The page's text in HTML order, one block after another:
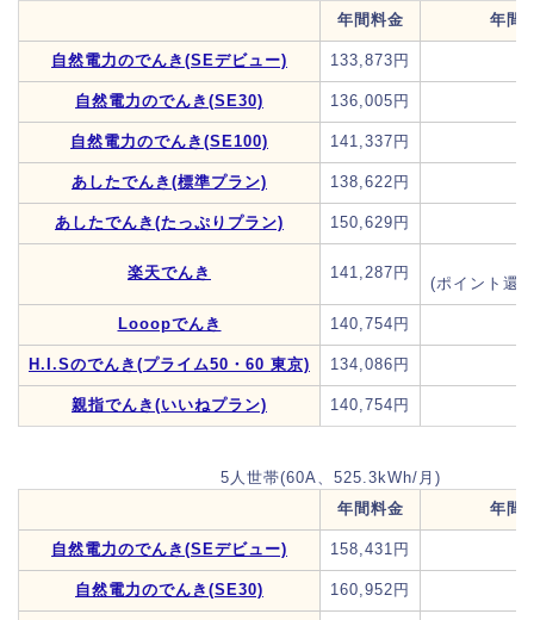
年間料金
年間
自然電力のでんき(SEデビュー) 133,873円
自然電力のでんき(SE30) 136,005円
自然電力のでんき(SE100) 141,337円
あしたでんき(標準プラン) 138,622円
あしたでんき(たっぷりプラン) 150,629円
楽天でんき 141,287円
(ポイント還
Looopでんき 140,754円
H.I.Sのでんき(プライム50・60 東京) 134,086円
親指でんき(いいねプラン) 140,754円
5人世帯(60A、525.3kWh/月)
年間料金
年間
自然電力のでんき(SEデビュー) 158,431円
自然電力のでんき(SE30) 160,952円